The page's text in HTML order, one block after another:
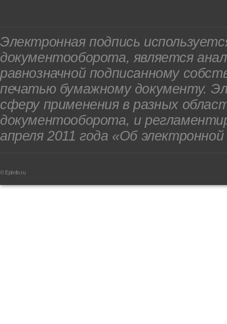
Электронная подпись
документооборота, является
равнозначной подписанному
печатью бумажному документу.
сферу применения в разных
документооборота, и
апреля 2011 года «Об
© EpInfo.ru